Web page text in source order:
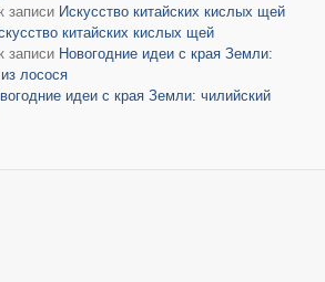
к записи Искусство китайских кислых щей
китайских кислых щей
к записи Новогодние идеи с края Земли:
лосося
идеи с края Земли: чилийский